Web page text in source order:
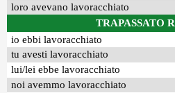
loro avevano lavoracchiato
TRAPASSATO
io ebbi lavoracchiato
tu avesti lavoracchiato
lui/lei ebbe lavoracchiato
noi avemmo lavoracchiato